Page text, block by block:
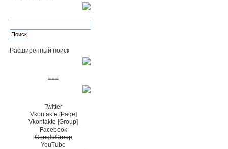
Расширенный поиск
===
Twitter
Vkontakte [Page]
Vkontakte [Group]
Facebook
GoogleGroup
YouTube